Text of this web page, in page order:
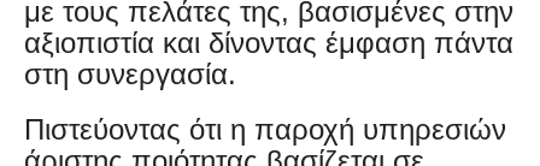
με τους πελάτες της, βασισμένες στην
αξιοπιστία και δίνοντας έμφαση πάντα
στη συνεργασία.
Πιστεύοντας ότι η παροχή υπηρεσιών